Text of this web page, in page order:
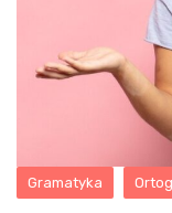
Gramatyka